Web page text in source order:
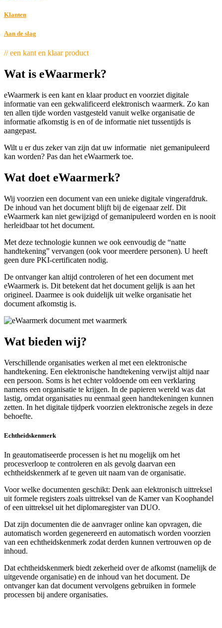
Klanten
Aan de slag
// een kant en klaar product
Wat is eWaarmerk?
eWaarmerk is een kant en klaar product en voorziet digitale
informatie van een gekwalificeerd elektronisch waarmerk. Zo kan
ten allen tijde worden vastgesteld vanuit welke organisatie de
informatie afkomstig is en of de informatie niet tussentijds is
aangepast.
Wilt u er dus zeker van zijn dat uw informatie niet gemanipuleerd
kan worden? Pas dan het eWaarmerk toe.
Wat doet eWaarmerk?
Wij voorzien een document van een unieke digitale vingerafdruk.
De inhoud van het document blijft bij de eigenaar zelf. Dit
eWaarmerk kan niet gewijzigd of gemanipuleerd worden en is nooit
herleidbaar tot het document.
Met deze technologie kunnen we ook eenvoudig de “natte
handtekening” vervangen (ook voor meerdere personen). U heeft
geen dure PKI-certificaten nodig.
De ontvanger kan altijd controleren of het een document met
eWaarmerk is. Dit betekent dat het document gelijk is aan het
origineel. Daarmee is ook duidelijk uit welke organisatie het
document afkomstig is.
Wat bieden wij?
Verschillende organisaties werken al met een elektronische
handtekening. Een elektronische handtekening verwijst altijd naar
een persoon. Soms is het echter voldoende om een verklaring
namens een organisatie te krijgen. In de papieren wereld was dat
lastig, omdat organisaties nu eenmaal geen handtekeningen kunnen
zetten. In het digitale tijdperk voorzien elektronische zegels in deze
behoefte.
Echtheidskenmerk
In geautomatiseerde processen is het nu mogelijk om het
procesverloop te controleren en als gevolg daarvan een
echtheidskenmerk af te geven uit naam van de organisatie.
Voor welke documenten geschikt: Denk aan elektronisch uittreksel
uit formele registers zoals uittreksel van de Kamer van Koophandel
of een uittreksel uit het diplomaregister van DUO.
Dat zijn documenten die de aanvrager online kan opvragen, die
automatisch worden gegenereerd en automatisch worden voorzien
van een echtheidskenmerk zodat derden kunnen vertrouwen op de
inhoud.
Dat echtheidskenmerk biedt zekerheid over de afkomst (namelijk de
uitgevende organisatie) en de inhoud van het document. De
ontvanger kan dat document vervolgens gebruiken in formele
processen bij andere organisaties.